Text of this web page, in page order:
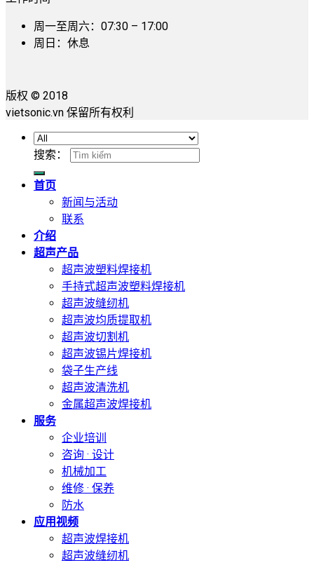
周一至周六：07:30 – 17:00
周日：休息
版权 © 2018
vietsonic.vn 保留所有权利
搜索：
首页
新闻与活动
联系
介绍
超声产品
超声波塑料焊接机
手持式超声波塑料焊接机
超声波缝纫机
超声波均质提取机
超声波切割机
超声波锡片焊接机
袋子生产线
超声波清洗机
金属超声波焊接机
服务
企业培训
咨询 · 设计
机械加工
维修 · 保养
防水
应用视频
超声波焊接机
超声波缝纫机